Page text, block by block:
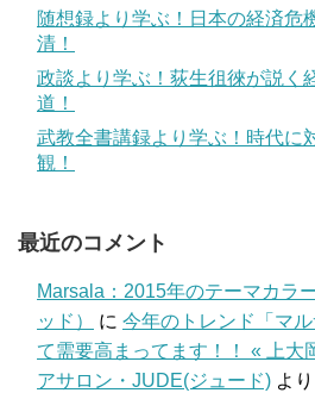
随想録より学ぶ！日本の経済危
清！
政談より学ぶ！荻生徂徠が説く
道！
武教全書講録より学ぶ！時代に
観！
最近のコメント
Marsala：2015年のテーマカラ
ッド）
に 今年のトレンド「マ
て需要高まってます！！ « 上大
アサロン・JUDE(ジュード) より